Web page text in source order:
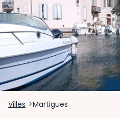
Villes Martigues